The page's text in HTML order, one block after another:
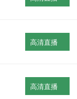
高清直播
高清直播